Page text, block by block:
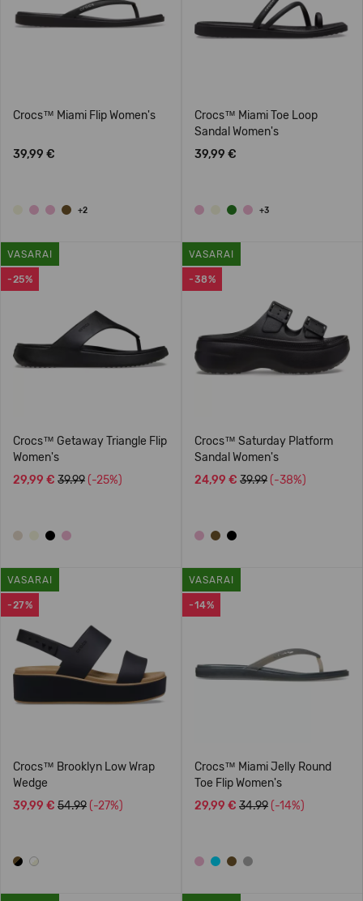
Crocs™ Miami Flip Women's
39,99 €
+2
Crocs™ Miami Toe Loop
Sandal Women's
39,99 €
+3
-25%
VASARAI
Crocs™ Getaway Triangle Flip
Women's
29,99 € 39.99 (-25%)
-38%
VASARAI
Crocs™ Saturday Platform
Sandal Women's
24,99 € 39.99 (-38%)
-27%
VASARAI
Crocs™ Brooklyn Low Wrap
Wedge
39,99 € 54.99 (-27%)
-14%
VASARAI
Crocs™ Miami Jelly Round
Toe Flip Women's
29,99 € 34.99 (-14%)